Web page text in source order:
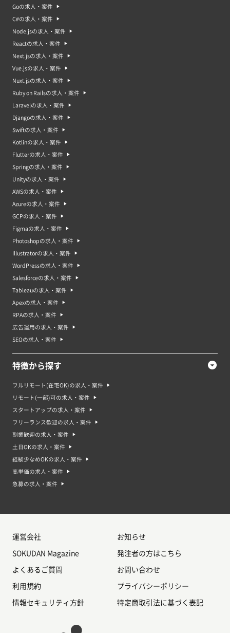
Goの求人・案件
C#の求人・案件
Node.jsの求人・案件
Reactの求人・案件
Next.jsの求人・案件
Vue.jsの求人・案件
Nuxt.jsの求人・案件
Ruby on Railsの求人・案件
Laravelの求人・案件
Djangoの求人・案件
Swiftの求人・案件
Kotlinの求人・案件
Flutterの求人・案件
Springの求人・案件
Unityの求人・案件
AWSの求人・案件
Azureの求人・案件
GCPの求人・案件
Figmaの求人・案件
Photoshopの求人・案件
Illustratorの求人・案件
WordPressの求人・案件
Salesforceの求人・案件
Tableauの求人・案件
Apexの求人・案件
RPAの求人・案件
広告運用の求人・案件
SEOの求人・案件
特徴から探す
フルリモート(在宅OK)の求人・案件
リモート(一部)可の求人・案件
スタートアップの求人・案件
フリーランス歓迎の求人・案件
副業歓迎の求人・案件
土日OKの求人・案件
経験少なめOKの求人・案件
高単価の求人・案件
急募の求人・案件
運営会社 お知らせ
SOKUDAN Magazine 発注者の方はこちら
よくあるご質問 お問い合わせ
利用規約 プライバシーポリシー
情報セキュリティ方針 特定商取引法に基づく表記